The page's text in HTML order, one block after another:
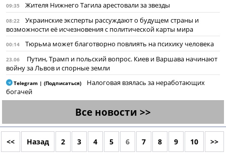
09:35 Жителя Нижнего Тагила арестовали за звезды
08:22
Украинские эксперты рассуждают о будущем страны и
возможности её исчезновения с политической карты мира
00:14 Тюрьма может благотворно повлиять на психику человека
23.06
Путин, Трамп и польский вопрос. Киев и Варшава начинают
войну за Львов и спорные земли
Telegram | (Подписаться)
Налоговая взялась за неработающих
богачей
Все новости >>
<< Назад 2 3 4 5 6 7 8 9 10 >>